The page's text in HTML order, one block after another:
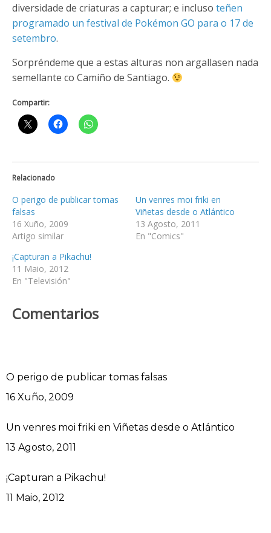
diversidade de criaturas a capturar; e incluso teñen
programado un festival de Pokémon GO para o 17 de
setembro.
Sorpréndeme que a estas alturas non argallasen nada
semellante co Camiño de Santiago.
Compartir:
Relacionado
O perigo de publicar tomas
falsas
16 Xuño, 2009
Artigo similar
Un venres moi friki en
Viñetas desde o Atlántico
13 Agosto, 2011
En "Comics"
¡Capturan a Pikachu!
11 Maio, 2012
En "Televisión"
Comentarios
O perigo de publicar tomas falsas
Data
16 Xuño, 2009
Un venres moi friki en Viñetas desde o Atlántico
Data
13 Agosto, 2011
¡Capturan a Pikachu!
Data
11 Maio, 2012